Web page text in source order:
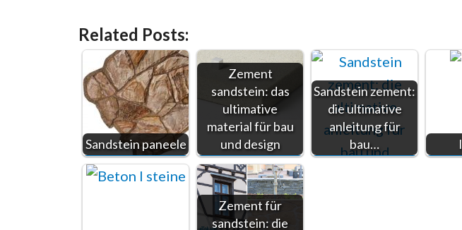
Related Posts:
Sandstein paneele
Zement
sandstein: das
ultimative
material für bau
und design
Sandstein zement:
die ultimative
anleitung für
bau…
Zement für
sandstein: die